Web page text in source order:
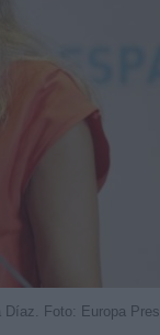
Díaz. Foto: Europa